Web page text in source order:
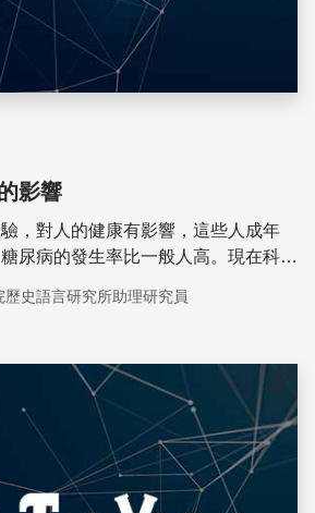
影響
，對人的健康有影響，這些人成年
尿病的發生率比一般人高。現在科學
歷史語言研究所助理研究員
儲存